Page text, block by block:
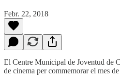
Febr. 22, 2018
El Centre Municipal de Joventud de
de cinema per commemorar el mes